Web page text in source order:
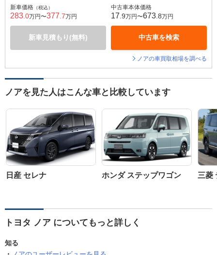
新車価格 （税込）
283 .0万円〜377 .7万円
新車見積もり(無料)
中古車本体価格
17 .9万円〜673 .8万円
中古車を検索
ノアの車買取相場を調べる
ノアを見た人はこんな車と比較しています
日産 セレナ ホンダ ステップワゴン 三菱
トヨタ ノア についてもっと詳しく
知る